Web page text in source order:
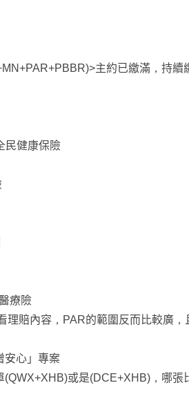
主約已繳滿，持續
民健康保險
療險
理賠內容，PAR的範圍反而比較廣
安心」專案
或是(DCE+XHB)，哪張